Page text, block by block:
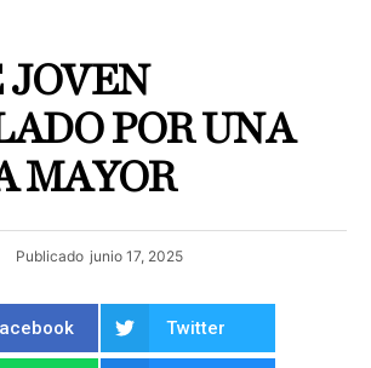
JOVEN
POR UNA
MAYOR
Publicado junio 17, 2025
Twitter